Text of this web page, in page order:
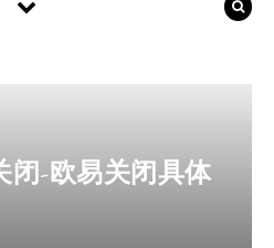
闭-欧易关闭具体